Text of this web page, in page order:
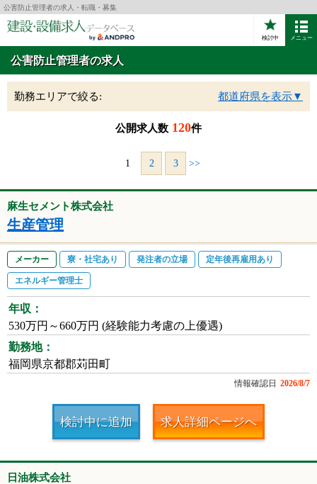
公害防止管理者の求人・転職・募集
検討中 メニュー
公害防止管理者の求人
勤務エリアで絞る: 都道府県を表示▼
公開求人数 120件
1 2 3 >>
麻生セメント株式会社
生産管理
メーカー 寮・社宅あり 発注者の立場 定年後再雇用あり
エネルギー管理士
年収：
530万円～660万円 (経験能力考慮の上優遇)
勤務地：
福岡県京都郡苅田町
情報確認日 2026/8/7
検討中に追加 求人詳細ページへ
日油株式会社